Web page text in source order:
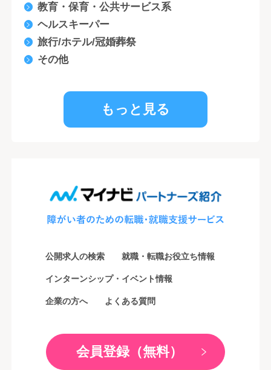
教育・保育・公共サービス系
ヘルスキーパー
旅行/ホテル/冠婚葬祭
その他
もっと見る
公開求人の検索 就職・転職お役立ち情報
インターンシップ・イベント情報
企業の方へ よくある質問
会員登録（無料）